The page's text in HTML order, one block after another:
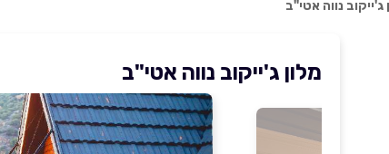
ג'ייקוב נווה אטי"ב
מלון ג'ייקוב נווה אטי"ב